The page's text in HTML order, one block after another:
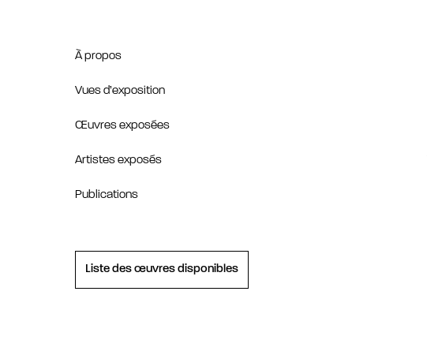
À propos
Vues d’exposition
Œuvres exposées
Artistes exposés
Publications
Liste des œuvres disponibles